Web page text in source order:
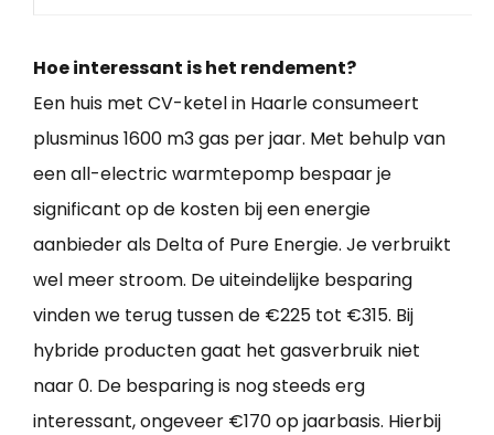
Hoe interessant is het rendement?
Een huis met CV-ketel in Haarle consumeert
plusminus 1600 m3 gas per jaar. Met behulp van
een all-electric warmtepomp bespaar je
significant op de kosten bij een energie
aanbieder als Delta of Pure Energie. Je verbruikt
wel meer stroom. De uiteindelijke besparing
vinden we terug tussen de €225 tot €315. Bij
hybride producten gaat het gasverbruik niet
naar 0. De besparing is nog steeds erg
interessant, ongeveer €170 op jaarbasis. Hierbij